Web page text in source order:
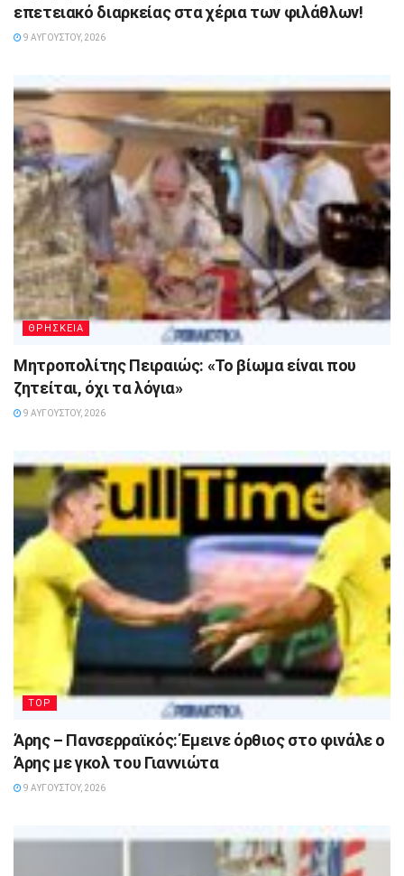
επετειακό διαρκείας στα χέρια των φιλάθλων!
9 ΑΥΓΟΎΣΤΟΥ, 2026
ΘΡΗΣΚΕΙΑ
Μητροπολίτης Πειραιώς: «Το βίωμα είναι που
ζητείται, όχι τα λόγια»
9 ΑΥΓΟΎΣΤΟΥ, 2026
TOP
Άρης – Πανσερραϊκός: Έμεινε όρθιος στο φινάλε ο
Άρης με γκολ του Γιαννιώτα
9 ΑΥΓΟΎΣΤΟΥ, 2026